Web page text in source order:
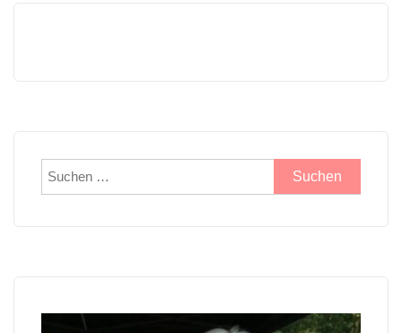
Suchen
nach: